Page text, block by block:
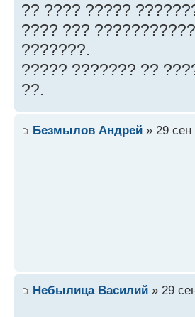
?? ???? ?????
???? ???
???????.
????? ??????? ??
??.
Безмылов Андрей » 29 сен
Небылица Василий » 29